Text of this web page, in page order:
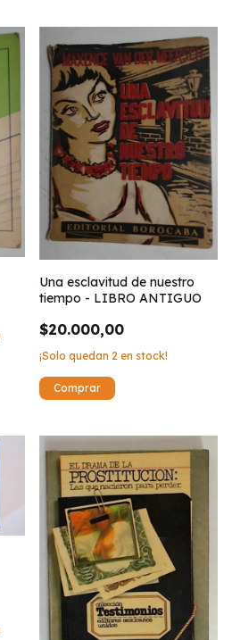
Una esclavitud de nuestro
tiempo - LIBRO ANTIGUO
$20.000,00
¡Solo quedan 2 en stock!